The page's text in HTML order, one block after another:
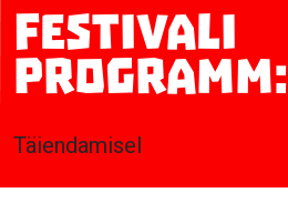
Festivali
programm:
Täiendamisel